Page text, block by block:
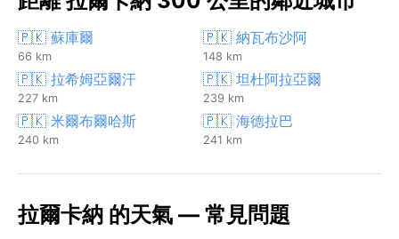
🇵🇰 蘇庫爾
66 km
🇵🇰 納瓦布沙阿
148 km
🇵🇰 拉希姆亞爾汗
227 km
🇵🇰 坦杜阿拉亞爾
239 km
🇵🇰 米爾布爾哈斯
240 km
🇵🇰 海德拉巴
241 km
拉爾卡納 的天氣 — 常見問題